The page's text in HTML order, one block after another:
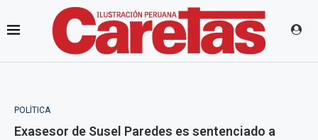
POLÍTICA
Exasesor de Susel Paredes es sentenciado a